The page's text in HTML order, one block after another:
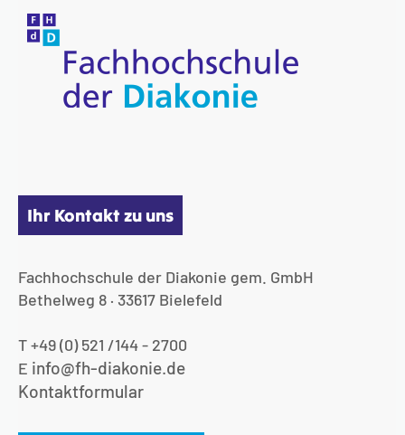
Ihr Kontakt zu uns
Fachhochschule der Diakonie gem. GmbH
Bethelweg 8 · 33617 Bielefeld
T +49 (0) 521 /144 - 2700
E info@fh-diakonie.de
Kontaktformular